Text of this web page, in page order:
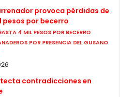
provoca pérdidas de
pesos por becerro
4 MIL PESOS POR BECERRO
POR PRESENCIA DEL GUSANO
contradicciones en